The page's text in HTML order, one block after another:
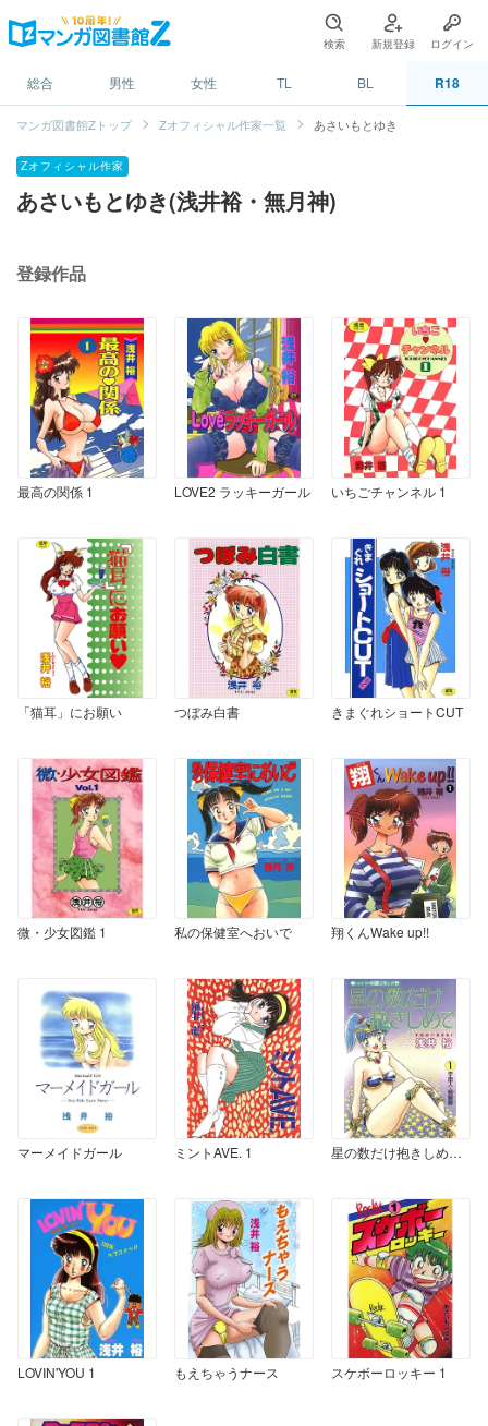
検索 新規登録 ログイン
総合 男性 女性 TL BL R18
マンガ図書館Zトップ Zオフィシャル作家一覧 あさいもとゆき
Zオフィシャル作家
あさいもとゆき(浅井裕・無月神)
登録作品
最高の関係 1 LOVE2 ラッキーガール いちごチャンネル 1
「猫耳」にお願い つぼみ白書 きまぐれショートCUT
微・少女図鑑 1 私の保健室へおいで 翔くんWake up!!
マーメイドガール ミントAVE. 1 星の数だけ抱きしめて 1
LOVIN'YOU 1 もえちゃうナース スケボーロッキー 1